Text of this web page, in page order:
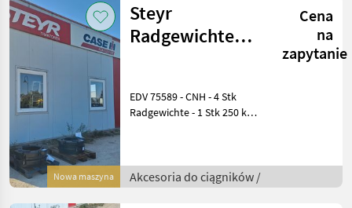
Nowa maszyna
Steyr
Radgewichte
Cena
na
zapytanie
EDV 75589 - CNH - 4 Stk
Radgewichte - 1 Stk 250 kg
zeigt Ihnen das
Gerät/Maschine
Akcesoria do ciągników /